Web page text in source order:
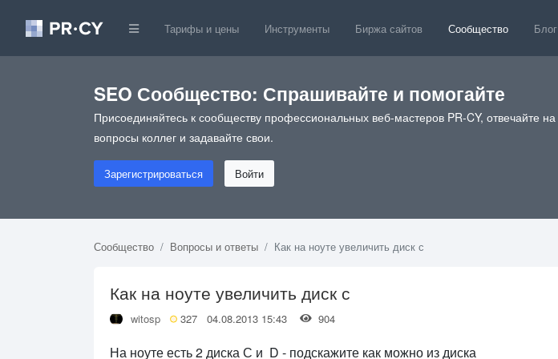
Тарифы и цены Инструменты Биржа сайтов Сообщество Блог
SEO Сообщество: Спрашивайте и помогайте
Присоединяйтесь к сообществу профессиональных веб-мастеров PR-CY, отвечайте на
вопросы коллег и задавайте свои.
Зарегистрироваться Войти
Сообщество Вопросы и ответы Как на ноуте увеличить диск с
Как на ноуте увеличить диск с
witosp 327 04.08.2013 15:43 904
На ноуте есть 2 диска С и D - подскажите как можно из диска